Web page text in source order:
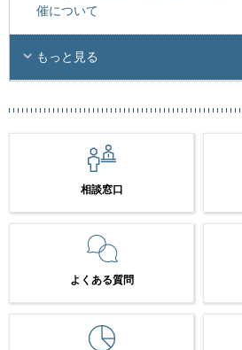
催について
もっと見る
相談窓口
よくある質問